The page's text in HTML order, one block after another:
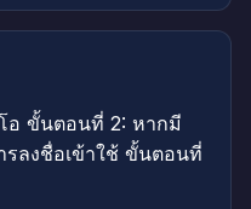
อ ขั้นตอนที่ 2: หากมี
รลงชื่อเข้าใช้ ขั้นตอนที่